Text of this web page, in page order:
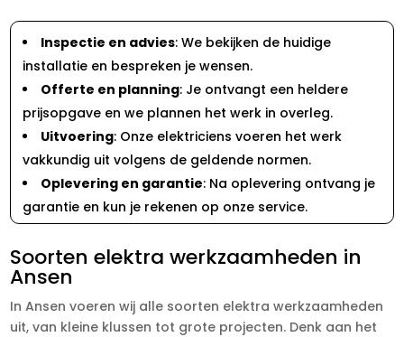
Inspectie en advies: We bekijken de huidige
installatie en bespreken je wensen.
Offerte en planning: Je ontvangt een heldere
prijsopgave en we plannen het werk in overleg.
Uitvoering: Onze elektriciens voeren het werk
vakkundig uit volgens de geldende normen.
Oplevering en garantie: Na oplevering ontvang je
garantie en kun je rekenen op onze service.
Soorten elektra werkzaamheden in
Ansen
In Ansen voeren wij alle soorten elektra werkzaamheden
uit, van kleine klussen tot grote projecten. Denk aan het